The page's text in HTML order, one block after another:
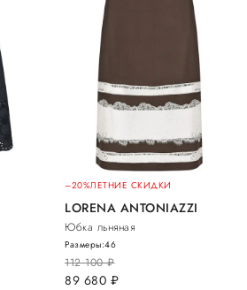
–20%ЛЕТНИЕ СКИДКИ
LORENA ANTONIAZZI
Юбка льняная
112 100руб.
89 680 руб.
Размеры:46